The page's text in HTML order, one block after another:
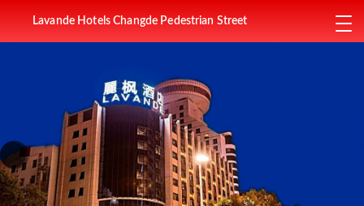
Lavande Hotels Changde Pedestrian Street